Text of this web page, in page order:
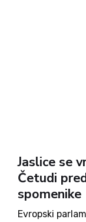
Jaslice se
Četudi
spomenike
Evropski